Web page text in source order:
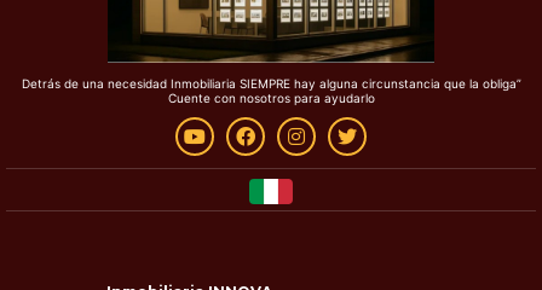
Detrás de una necesidad Inmobiliaria SIEMPRE hay alguna circunstancia que la obliga”
Cuente con nosotros para ayudarlo